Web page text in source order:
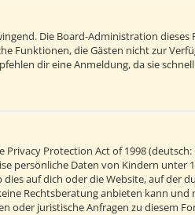
Die Board-Administration
Funktionen, die Gästen nicht zur
dir eine Anmeldung, da sie
Privacy Protection Act of 1998
persönliche Daten von Kindern
auf dich oder die Website, auf der
Rechtsberatung anbieten kann
oder juristische Anfragen zu diesem